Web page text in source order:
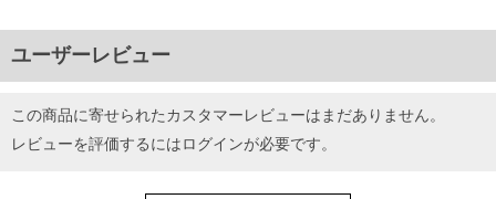
ユーザーレビュー
この商品に寄せられたカスタマーレビューはまだありません。
レビューを評価するにはログインが必要です。